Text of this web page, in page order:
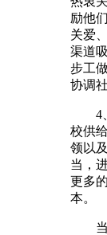
励他
关爱
渠道
步工
协调
4、
校供
领以
当，
更多
本。
当